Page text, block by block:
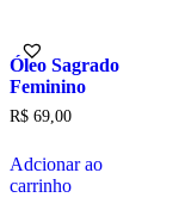
Óleo Sagrado
Feminino
R$ 69,00
Adcionar ao
carrinho